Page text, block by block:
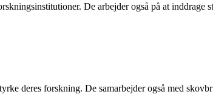
De arbejder også på at inddrage
deres forskning. De samarbejder også med